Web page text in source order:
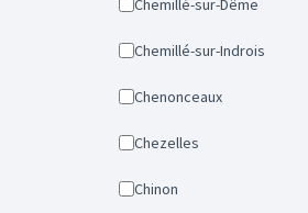
Chemillé-sur-Dême
Chemillé-sur-Indrois
Chenonceaux
Chezelles
Chinon